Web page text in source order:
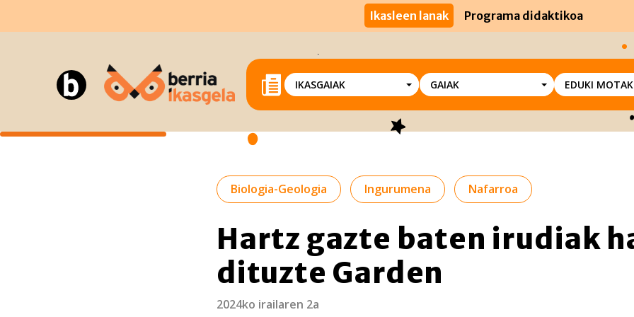
Ikasleen lanak Programa didaktikoa
IKASGAIAK GAIAK EDUKI MOTAK
Biologia-Geologia Ingurumena Nafarroa
Hartz gazte baten irudiak
dituzte Garden
2024ko irailaren 2a